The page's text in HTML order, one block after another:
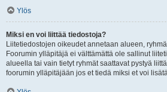
Ylös
Miksi en voi liittää tiedostoja?
Liitetiedostojen oikeudet annetaan alueen,
Foorumin ylläpitäjä ei välttämättä ole sallinut
alueella tai vain tietyt ryhmät saattavat pystyä
foorumin ylläpitäjään jos et tiedä miksi et voi